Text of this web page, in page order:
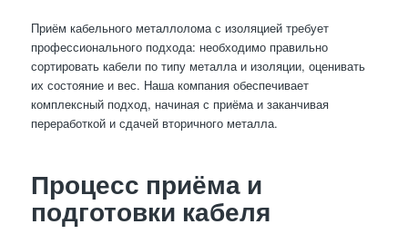
Приём кабельного металлолома с изоляцией требует
профессионального подхода: необходимо правильно
сортировать кабели по типу металла и изоляции, оценивать
их состояние и вес. Наша компания обеспечивает
комплексный подход, начиная с приёма и заканчивая
переработкой и сдачей вторичного металла.
Процесс приёма и
подготовки кабеля